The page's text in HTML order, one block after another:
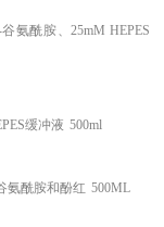
氨酰胺、25mM HEPES
缓冲液 500ml
氨酰胺和酚红 500ML